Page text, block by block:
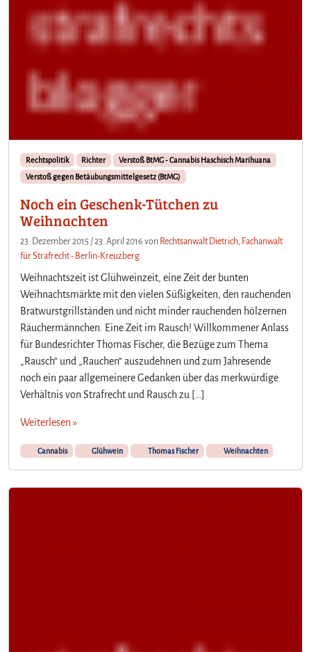
e
r
B
e
t
v
D
r
o
e
n
i
i
n
e
Rechtspolitik Richter
Verstoß BtMG - Cannabis Haschisch Marihuana
Verstoß gegen Betäubungsmittelgesetz (BtMG)
Noch ein Geschenk-Tütchen zu
Weihnachten
23. Dezember 2015 /23. April 2016 von Rechtsanwalt Dietrich, Fachanwalt
für Strafrecht - Berlin-Kreuzberg
Weihnachtszeit ist Glühweinzeit, eine Zeit der bunten
Weihnachtsmärkte mit den vielen Süßigkeiten, den rauchenden
Bratwurstgrillständen und nicht minder rauchenden hölzernen
Räuchermännchen. Eine Zeit im Rausch! Willkommener Anlass
für Bundesrichter Thomas Fischer, die Bezüge zum Thema
„Rausch“ und „Rauchen“ auszudehnen und zum Jahresende
noch ein paar allgemeinere Gedanken über das merkwürdige
Verhältnis von Strafrecht und Rausch zu […]
Weiterlesen »
Cannabis Glühwein Thomas Fischer Weihnachten